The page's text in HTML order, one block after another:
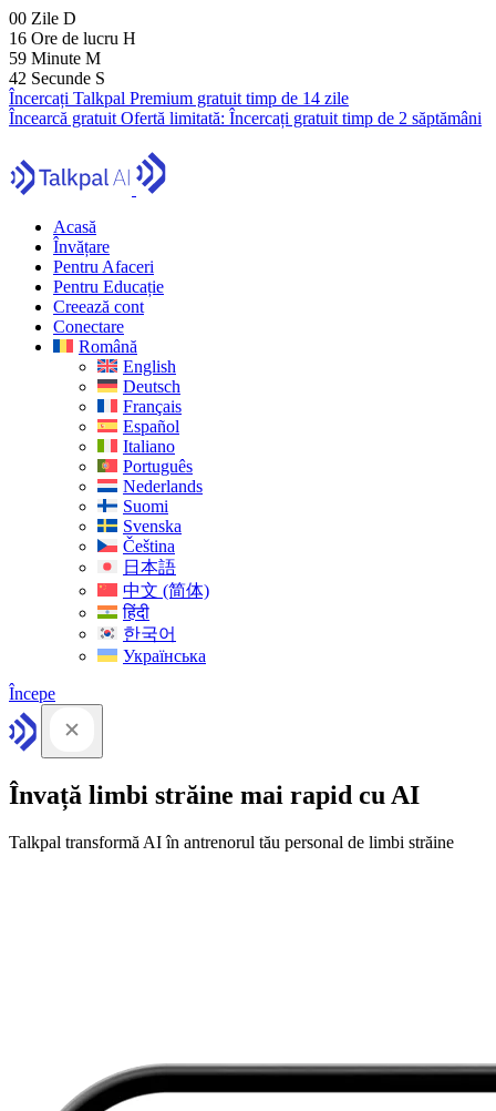
00 Zile D
16 Ore de lucru H
59 Minute M
40 Secunde S
Încercați Talkpal Premium gratuit timp de 14 zile
Încearcă gratuit Ofertă limitată: Încercați gratuit timp de 2 săptămâni
Acasă
Învățare
Pentru Afaceri
Pentru Educație
Creează cont
Conectare
Română
English
Deutsch
Français
Español
Italiano
Português
Nederlands
Suomi
Svenska
Čeština
日本語
中文 (简体)
हिंदी
한국어
Українська
Începe
Învață limbi străine mai rapid cu AI
Talkpal transformă AI în antrenorul tău personal de limbi străine